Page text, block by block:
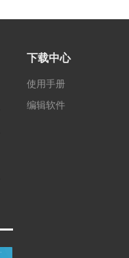
下载中心
使用手册
编辑软件